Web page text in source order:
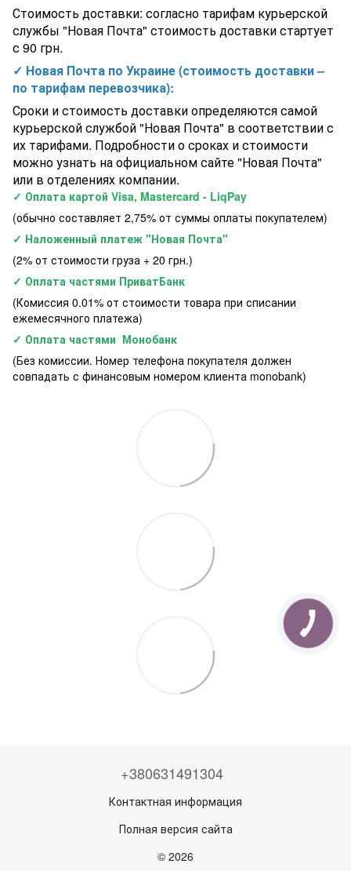
Стоимость доставки: согласно тарифам курьерской
службы "Новая Почта" стоимость доставки стартует
с 90 грн.
✓ Новая Почта по Украине (стоимость доставки –
по тарифам перевозчика):
Сроки и стоимость доставки определяются самой
курьерской службой "Новая Почта" в соответствии с
их тарифами. Подробности о сроках и стоимости
можно узнать на официальном сайте "Новая Почта"
или в отделениях компании.
✓ Оплата картой Visa, Mastercard - LiqPay
(обычно составляет 2,75% от суммы оплаты покупателем)
✓ Наложенный платеж "Новая Почта"
(2% от стоимости груза + 20 грн.)
✓ Оплата частями ПриватБанк
(Комиссия 0.01% от стоимости товара при списании
ежемесячного платежа)
✓ Оплата частями Монобанк
(Без комиссии. Номер телефона покупателя должен
совпадать с финансовым номером клиента monobank)
+380631491304
Контактная информация
Полная версия сайта
© 2026